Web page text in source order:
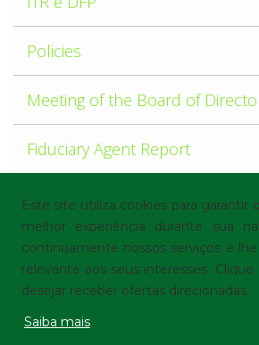
Este site utiliza cookies para garantir
melhor experiência durante sua
continuamente nossos serviços e
relevante aos seus interesses.
desejar receber ofertas direcionadas.
Saiba mais
Policies
Meeting of the Board of
Fiduciary Agent Report
Transcription
© Localiza - All rights reserved
Privacy Policy| Cookie